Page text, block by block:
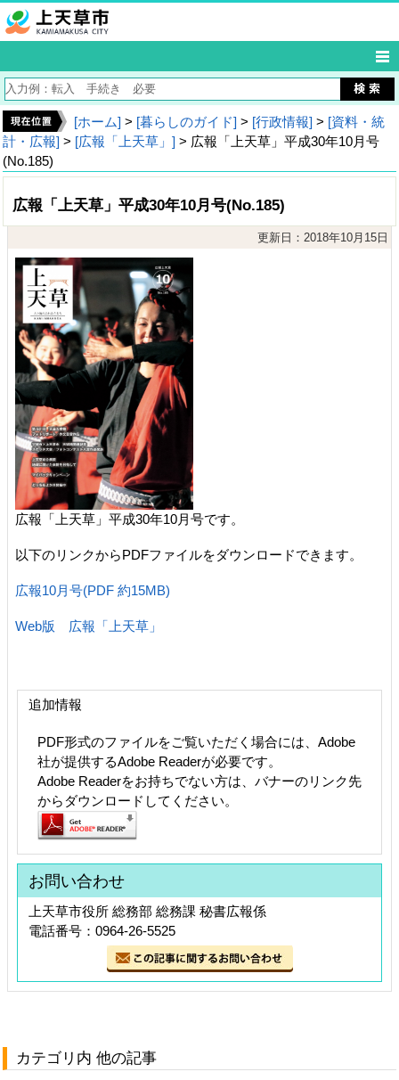
[ホーム] > [暮らしのガイド] > [行政情報] > [資料・統
計・広報] > [広報「上天草」] > 広報「上天草」平成30年10月号
(No.185)
広報「上天草」平成30年10月号(No.185)
更新日：2018年10月15日
広報「上天草」平成30年10月号です。
以下のリンクからPDFファイルをダウンロードできます。
広報10月号(PDF 約15MB)
Web版 広報「上天草」
追加情報
PDF形式のファイルをご覧いただく場合には、Adobe
社が提供するAdobe Readerが必要です。
Adobe Readerをお持ちでない方は、バナーのリンク先
からダウンロードしてください。
お問い合わせ
上天草市役所 総務部 総務課 秘書広報係
電話番号：0964-26-5525
カテゴリ内 他の記事